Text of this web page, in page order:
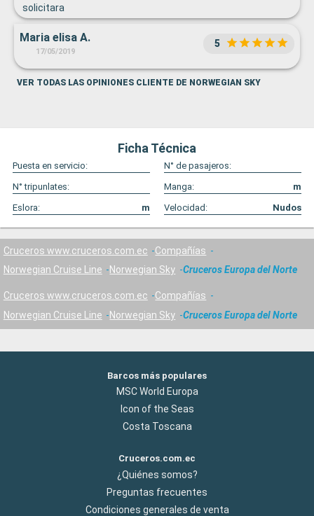
solicitara
Maria elisa A.
17/05/2019
5
VER TODAS LAS OPINIONES CLIENTE DE NORWEGIAN SKY
Ficha Técnica
Puesta en servicio:
N° de pasajeros:
N° tripunlates:
Manga:
m
Eslora:
m Velocidad: Nudos
Cruceros www.cruceros.com.ec
Compañías
Norwegian Cruise Line
Norwegian Sky Cruceros Europa del Norte
Cruceros www.cruceros.com.ec
Compañías
Norwegian Cruise Line
Norwegian Sky Cruceros Europa del Norte
Barcos más populares
MSC World Europa
Icon of the Seas
Costa Toscana
Cruceros.com.ec
¿Quiénes somos?
Preguntas frecuentes
Condiciones generales de venta